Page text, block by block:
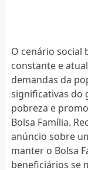
O cenário social
constante e
demandas da
significativas do
pobreza e
Bolsa Família.
anúncio sobre
manter o Bolsa
beneficiários se